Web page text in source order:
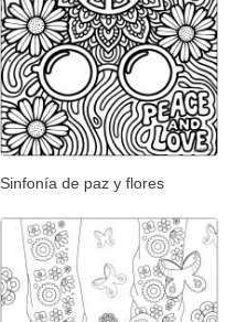
Sinfonía de paz y flores